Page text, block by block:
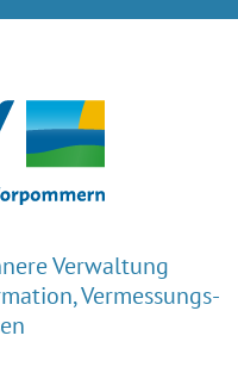
Verwaltung
Vermessungs-